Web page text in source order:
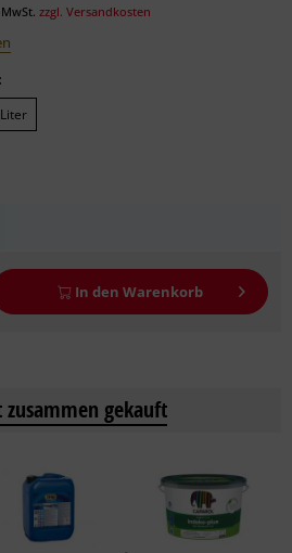
zzgl. Versandkosten
In den Warenkorb
gekauft